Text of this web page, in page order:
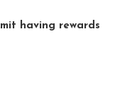
having rewards